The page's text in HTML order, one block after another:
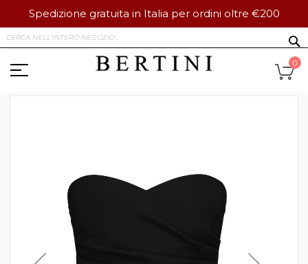
Spedizione gratuita in Italia per ordini oltre €200
al
contenuto
0